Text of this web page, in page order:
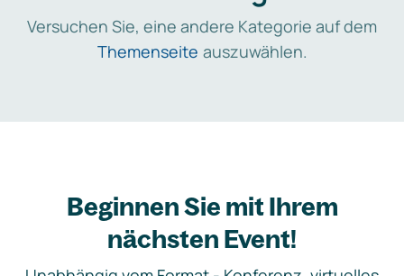
Versuchen Sie, eine andere Kategorie auf dem
Themenseite auszuwählen.
Beginnen Sie mit Ihrem
nächsten Event!